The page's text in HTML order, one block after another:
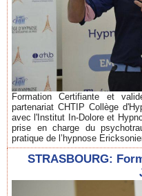
Formation Certifiante et
partenariat CHTIP Collège
avec l'Institut In-Dolore et
prise en charge du
pratique de l’hypnose
STRASBOURG: